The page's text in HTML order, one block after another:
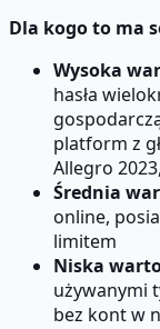
Dla kogo to ma
Wysoka
hasła
platform z
Allegro
Średnia
online,
limitem
Niska
używanymi
bez kont w